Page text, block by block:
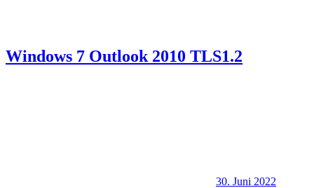
Windows 7 Outlook 2010 TLS1.2
30. Juni 2022